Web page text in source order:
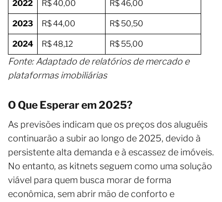
2022 R$ 40,00 R$ 46,00
2023 R$ 44,00 R$ 50,50
2024 R$ 48,12 R$ 55,00
Fonte: Adaptado de relatórios de mercado e
plataformas imobiliárias
O Que Esperar em 2025?
As previsões indicam que os preços dos aluguéis
continuarão a subir ao longo de 2025, devido à
persistente alta demanda e à escassez de imóveis.
No entanto, as kitnets seguem como uma solução
viável para quem busca morar de forma
econômica, sem abrir mão de conforto e